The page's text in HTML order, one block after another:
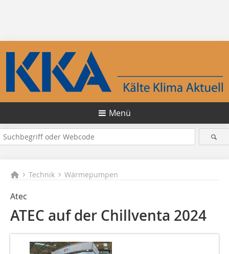
Menü
Technik Wärmepumpen
Atec
ATEC auf der Chillventa 2024